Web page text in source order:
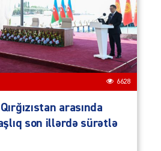
6628
arasında
son illərdə sürətlə